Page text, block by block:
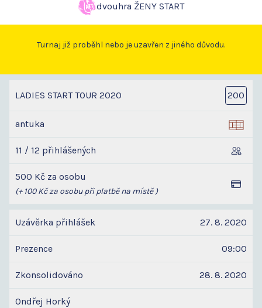
dvouhra ŽENY START
Turnaj již proběhl nebo je uzavřen z jiného důvodu.
LADIES START TOUR 2020 200
antuka
11 / 12 přihlášených
500 Kč za osobu
(+ 100 Kč za osobu při platbě na místě )
Uzávěrka přihlášek 27. 8. 2020
Prezence 09:00
Zkonsolidováno 28. 8. 2020
Ondřej Horký